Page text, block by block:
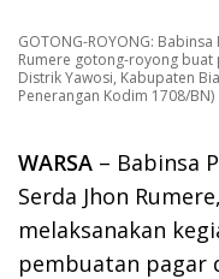
GOTONG-ROYONG:
Rumere gotong-royong buat
Distrik Yawosi, Kabupaten
Penerangan Kodim 1708/BN)
WARSA – Babinsa
Serda Jhon
melaksanakan
pembuatan pagar